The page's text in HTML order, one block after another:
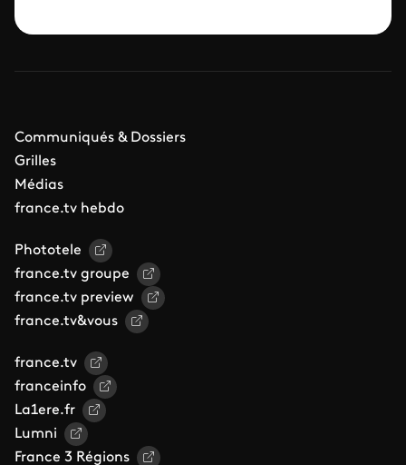
Communiqués & Dossiers
Grilles
Médias
france.tv hebdo
Phototele
france.tv groupe
france.tv preview
france.tv&vous
france.tv
franceinfo
La1ere.fr
Lumni
France 3 Régions